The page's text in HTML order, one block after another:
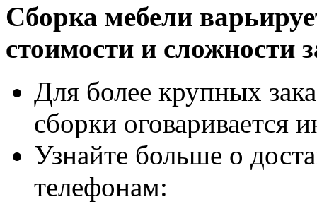
Сборка мебели
стоимости и сложности
Для более крупных
сборки оговаривается
Узнайте больше о
телефонам: